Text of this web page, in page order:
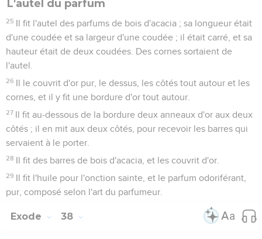
L'autel du parfum
25 Il fit l'autel des parfums de bois d'acacia ; sa longueur était
d'une coudée et sa largeur d'une coudée ; il était carré, et sa
hauteur était de deux coudées. Des cornes sortaient de
l'autel.
26 Il le couvrit d'or pur, le dessus, les côtés tout autour et les
cornes, et il y fit une bordure d'or tout autour.
27 Il fit au-dessous de la bordure deux anneaux d'or aux deux
côtés ; il en mit aux deux côtés, pour recevoir les barres qui
servaient à le porter.
28 Il fit des barres de bois d'acacia, et les couvrit d'or.
29 Il fit l'huile pour l'onction sainte, et le parfum odoriférant,
pur, composé selon l'art du parfumeur.
Exode 38